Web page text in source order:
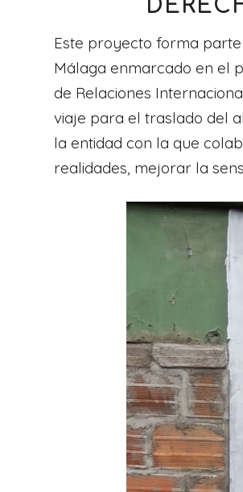
Este proyecto forma
Málaga enmarcado en el
de Relaciones
viaje para el traslado del
la entidad con la que
realidades, mejorar la